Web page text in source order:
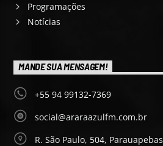
Programações
Notícias
MANDE SUA MENSAGEM!
+55 94 99132-7369
social@araraazulfm.com.br
R. São Paulo, 504, Parauapebas